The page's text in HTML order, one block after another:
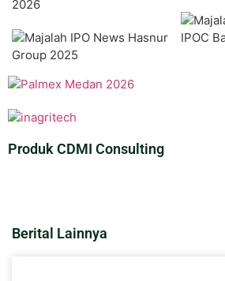
Produk CDMI Consulting
Berital Lainnya